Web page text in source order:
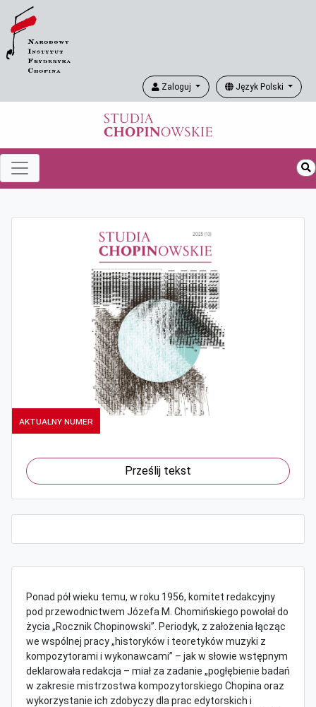
Zaloguj Język Polski
Aktualny numer
Prześlij tekst
Ponad pół wieku temu, w roku 1956, komitet redakcyjny
pod przewodnictwem Józefa M. Chomińskiego powołał do
życia „Rocznik Chopinowski”. Periodyk, z założenia łącząc
we wspólnej pracy „historyków i teoretyków muzyki z
kompozytorami i wykonawcami” – jak w słowie wstępnym
deklarowała redakcja – miał za zadanie „pogłębienie badań
w zakresie mistrzostwa kompozytorskiego Chopina oraz
wykorzystanie ich zdobyczy dla prac edytorskich i